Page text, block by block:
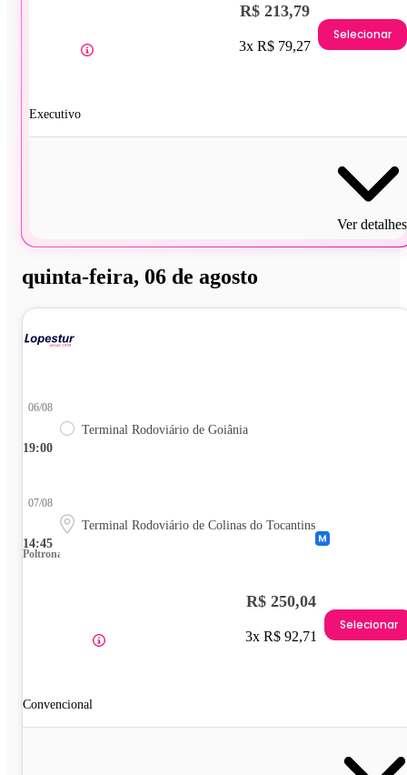
Executivo
R$ 213,79
3x R$ 79,27
Selecionar
Ver detalhes
quinta-feira, 06 de agosto
19:00
06/08
Terminal Rodoviário de Goiânia
14:45
07/08
Terminal Rodoviário de Colinas do Tocantins
Poltrona
Convencional
R$ 250,04
3x R$ 92,71
Selecionar